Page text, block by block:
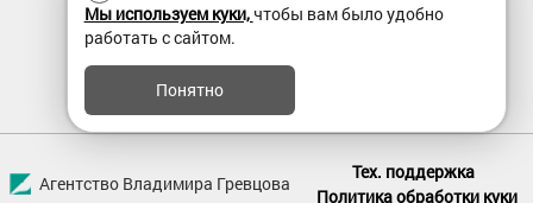
Агентство Владимира Гревцова
Тех. поддержка
Политика обработки куки
Мы используем куки,чтобы вам было удобно
работать с сайтом.
Понятно